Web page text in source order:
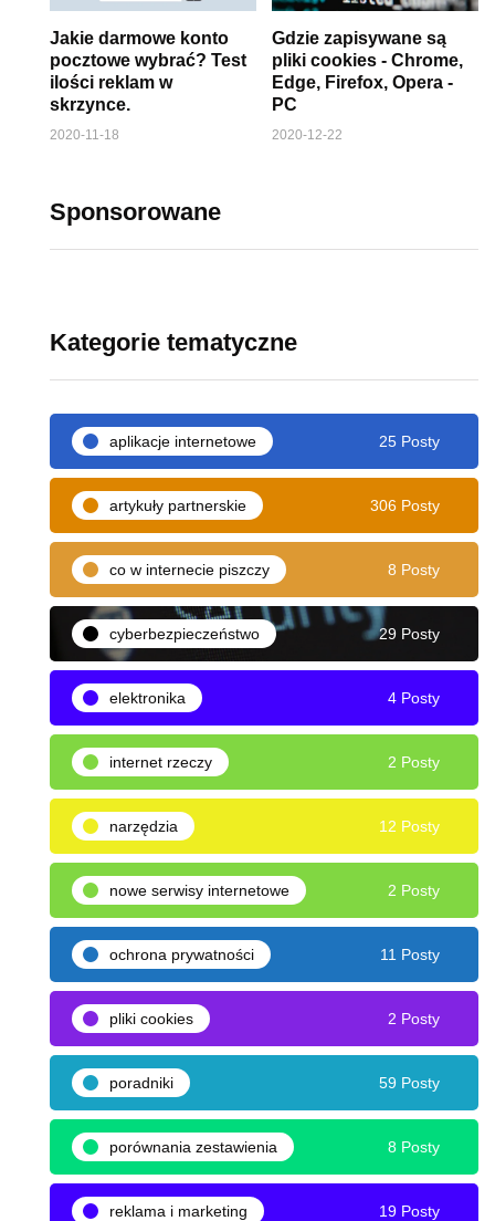
Jakie darmowe konto
pocztowe wybrać? Test
ilości reklam w
skrzynce.
2020-11-18
Gdzie zapisywane są
pliki cookies - Chrome,
Edge, Firefox, Opera -
PC
2020-12-22
Sponsorowane
Kategorie tematyczne
aplikacje internetowe 25 Posty
artykuły partnerskie 306 Posty
co w internecie piszczy 8 Posty
cyberbezpieczeństwo 29 Posty
elektronika 4 Posty
internet rzeczy 2 Posty
narzędzia 12 Posty
nowe serwisy internetowe 2 Posty
ochrona prywatności 11 Posty
pliki cookies 2 Posty
poradniki 59 Posty
porównania zestawienia 8 Posty
reklama i marketing 19 Posty